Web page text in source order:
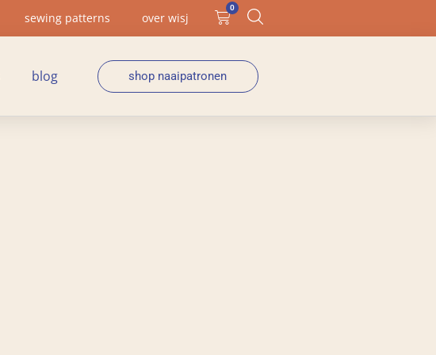
sewing patterns over wisj
0
blog shop naaipatronen